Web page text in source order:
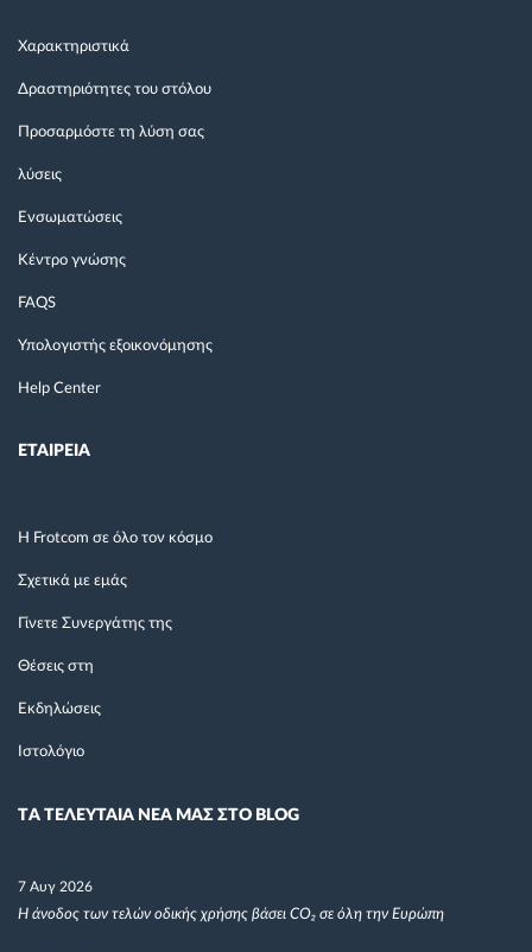
Χαρακτηριστικά
Δραστηριότητες του στόλου
Προσαρμόστε τη λύση σας
λύσεις
Ενσωματώσεις
Κέντρο γνώσης
FAQS
Υπολογιστής εξοικονόμησης
Help Center
ΕΤΑΙΡΕΙΑ
Η Frotcom σε όλο τον κόσμο
Σχετικά με εμάς
Γίνετε Συνεργάτης της
Θέσεις στη
Εκδηλώσεις
Ιστολόγιο
TΑ ΤΕΛΕΥΤΑΙΑ ΝΕΑ ΜΑΣ ΣΤΟ BLOG
7 Αυγ 2026
Η άνοδος των τελών οδικής χρήσης βάσει CO₂ σε όλη την Ευρώπη